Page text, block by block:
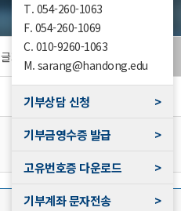
글자크기
등록일
T. 054-260-1063
F. 054-260-1069
C. 010-9260-1063
M. sarang@handong.edu
기부상담 신청
>
기부금영수증 발급
>
고유번호증 다운로드
>
기부계좌 문자전송
>